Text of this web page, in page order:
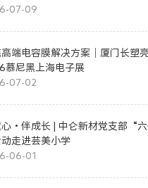
07-09
端电容膜解决方案｜厦门长塑
慕尼黑上海电子展
07-02
心・伴成长 | 中仑新材党支部“
动走进芸美小学
06-01